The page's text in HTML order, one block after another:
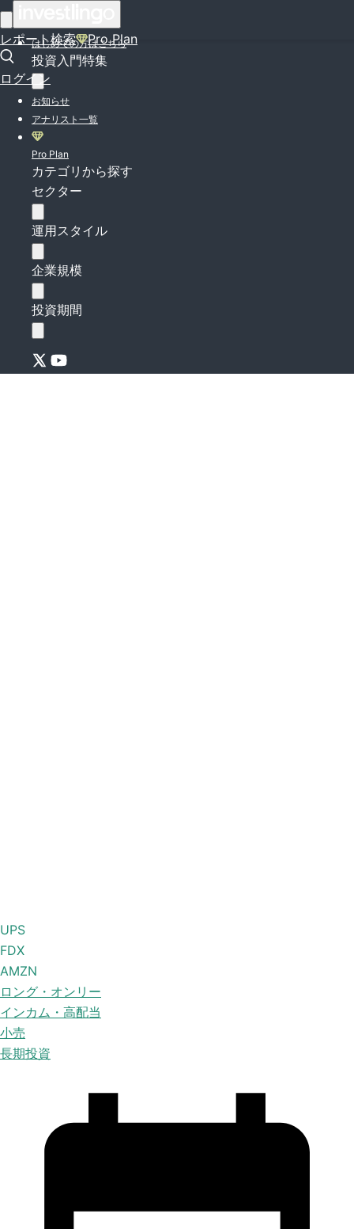
レポート検索 Pro Plan
ログイン
はじめての方はこちら
投資入門特集
お知らせ
アナリスト一覧
Pro Plan
カテゴリから探す
セクター
運用スタイル
企業規模
投資期間
UPS
FDX
AMZN
ロング・オンリー
インカム・高配当
小売
長期投資